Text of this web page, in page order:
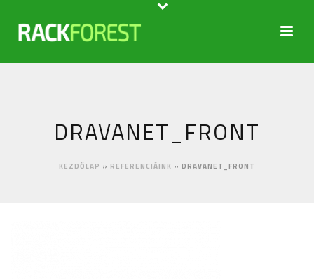
DRAVANET_FRONT
KEZDŐLAP » REFERENCIÁINK » DRAVANET_FRONT